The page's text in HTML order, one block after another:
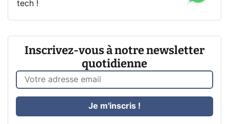
tech !
Inscrivez-vous à notre newsletter
quotidienne
Je m'inscris !